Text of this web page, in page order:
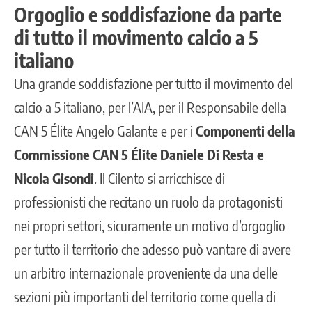
Orgoglio e soddisfazione da parte
di tutto il movimento calcio a 5
italiano
Una grande soddisfazione per tutto il movimento del
calcio a 5 italiano, per l’AIA, per il Responsabile della
CAN 5 Élite Angelo Galante e per i Componenti della
Commissione CAN 5 Élite Daniele Di Resta e
Nicola Gisondi . Il Cilento si arricchisce di
professionisti che recitano un ruolo da protagonisti
nei propri settori, sicuramente un motivo d’orgoglio
per tutto il territorio che adesso può vantare di avere
un arbitro internazionale proveniente da una delle
sezioni più importanti del territorio come quella di